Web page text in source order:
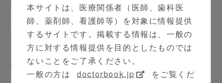
（LECS）の現状
同手術）低侵襲術の新コン
セプトとは
3:08
本サイトは、医療関係者（医師、歯科医
師、薬剤師、看護師等）を対象に情報提供
するサイトです。掲載する情報は、一般の
方に対する情報提供を目的としたものでは
ないことをご了承ください。
一般の方は
doctorbook.jp
をご覧くだ